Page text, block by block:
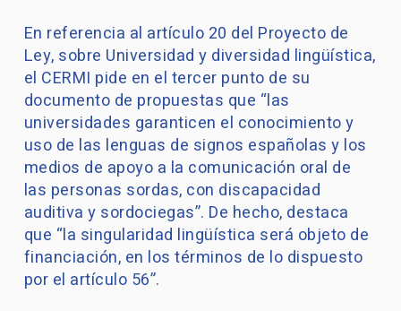
En referencia al artículo 20 del Proyecto de
Ley, sobre Universidad y diversidad lingüística,
el CERMI pide en el tercer punto de su
documento de propuestas que “las
universidades garanticen el conocimiento y
uso de las lenguas de signos españolas y los
medios de apoyo a la comunicación oral de
las personas sordas, con discapacidad
auditiva y sordociegas”. De hecho, destaca
que “la singularidad lingüística será objeto de
financiación, en los términos de lo dispuesto
por el artículo 56”.